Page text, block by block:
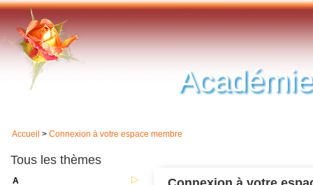
Accueil > Connexion à votre espace membre
Tous les thèmes
A